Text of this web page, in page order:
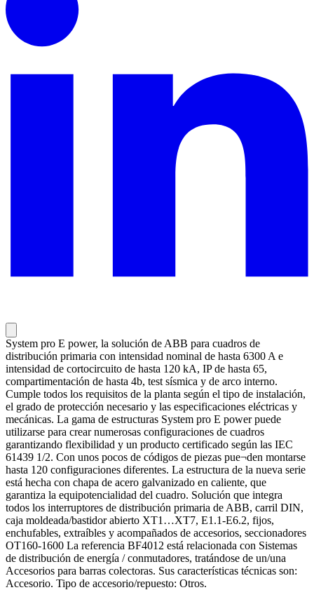
System pro E power, la solución de ABB para cuadros de
distribución primaria con intensidad nominal de hasta 6300 A e
intensidad de cortocircuito de hasta 120 kA, IP de hasta 65,
compartimentación de hasta 4b, test sísmica y de arco interno.
Cumple todos los requisitos de la planta según el tipo de instalación,
el grado de protección necesario y las especificaciones eléctricas y
mecánicas. La gama de estructuras System pro E power puede
utilizarse para crear numerosas configuraciones de cuadros
garantizando flexibilidad y un producto certificado según las IEC
61439 1/2. Con unos pocos de códigos de piezas pue¬den montarse
hasta 120 configuraciones diferentes. La estructura de la nueva serie
está hecha con chapa de acero galvanizado en caliente, que
garantiza la equipotencialidad del cuadro. Solución que integra
todos los interruptores de distribución primaria de ABB, carril DIN,
caja moldeada/bastidor abierto XT1…XT7, E1.1-E6.2, fijos,
enchufables, extraíbles y acompañados de accesorios, seccionadores
OT160-1600 La referencia BF4012 está relacionada con Sistemas
de distribución de energía / conmutadores, tratándose de un/una
Accesorios para barras colectoras. Sus características técnicas son:
Accesorio. Tipo de accesorio/repuesto: Otros.